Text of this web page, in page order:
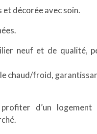
et décorée avec soin.
neuf et de qualité,
chaud/froid,
d’un